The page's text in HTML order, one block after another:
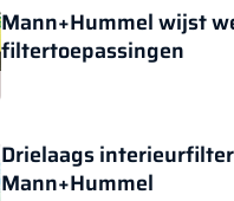
Mann+Hummel wijst
filtertoepassingen
Drielaags
Mann+Hummel